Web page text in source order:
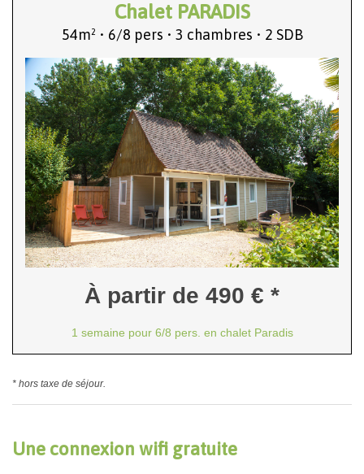
Chalet PARADIS
54m² • 6/8 pers • 3 chambres • 2 SDB
À partir de 490 € *
1 semaine pour 6/8 pers. en chalet Paradis
* hors taxe de séjour.
Une connexion wifi gratuite